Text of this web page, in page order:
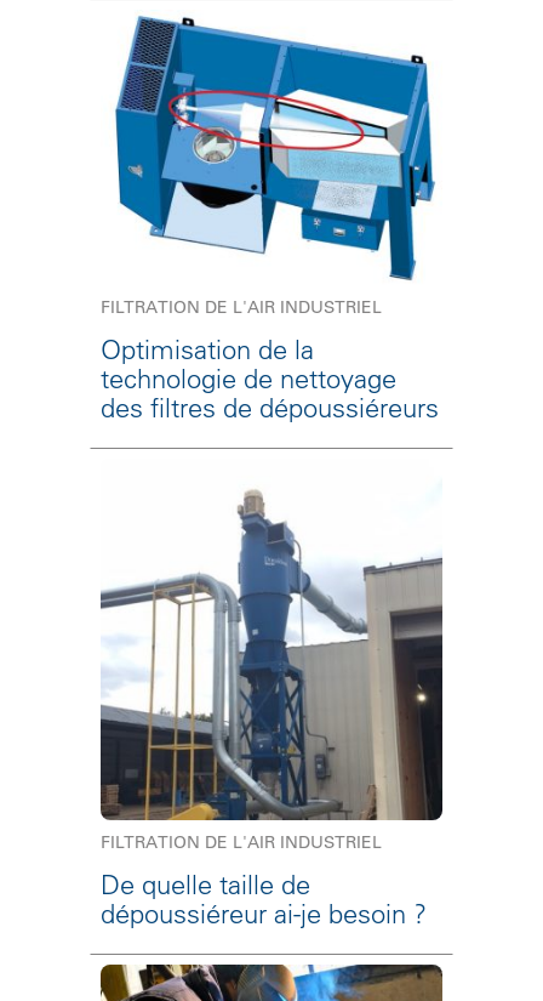
FILTRATION DE L'AIR INDUSTRIEL
Optimisation de la
technologie de nettoyage
des filtres de dépoussiéreurs
FILTRATION DE L'AIR INDUSTRIEL
De quelle taille de
dépoussiéreur ai-je besoin ?